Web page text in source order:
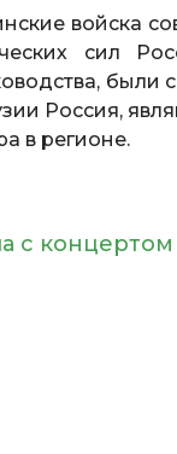
войска
сил
Россия,
в регионе.
с